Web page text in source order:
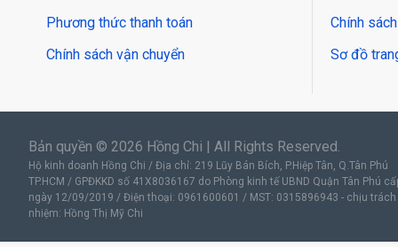
Phương thức thanh toán
Chính sách vận chuyển
Chính
Sơ đồ
Bản quyền © 2026 Hồng Chi | All Rights Reserved.
Hộ kinh doanh Hồng Chi / Địa chỉ: 219 Lũy Bán Bích, P.Hiệp Tân, Q.Tân Phú
TP.HCM / GPĐKKD số 41X8036167 do Phòng kinh tế UBND Quận Tân Phú
ngày 12/09/2019 / Điện thoại: 0961600601 / MST: 0315896943 - chịu trách
nhiệm: Hồng Thị Mỹ Chi